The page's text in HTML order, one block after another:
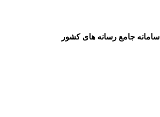
سامانه جامع رسانه های کشور